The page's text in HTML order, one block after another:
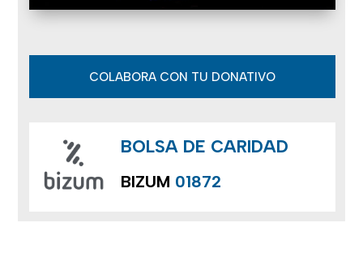
COLABORA CON TU DONATIVO
BOLSA DE CARIDAD
BIZUM 01872